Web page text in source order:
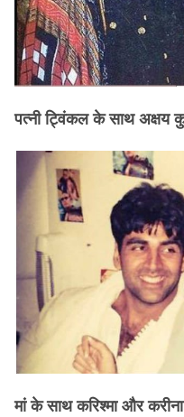
पत्नी ट्विंकल के साथ अक्षय
मां के साथ करिश्मा और